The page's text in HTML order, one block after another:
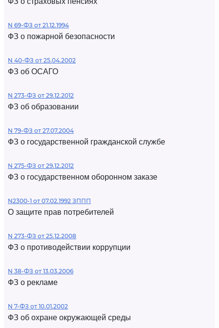
N 69-ФЗ от 21.12.1994
ФЗ о пожарной безопасности
N 40-ФЗ от 25.04.2002
ФЗ об ОСАГО
N 273-ФЗ от 29.12.2012
ФЗ об образовании
N 79-ФЗ от 27.07.2004
ФЗ о государственной гражданской службе
N 275-ФЗ от 29.12.2012
ФЗ о государственном оборонном заказе
N2300-1 от 07.02.1992 ЗППП
О защите прав потребителей
N 273-ФЗ от 25.12.2008
ФЗ о противодействии коррупции
N 38-ФЗ от 13.03.2006
ФЗ о рекламе
N 7-ФЗ от 10.01.2002
ФЗ об охране окружающей среды